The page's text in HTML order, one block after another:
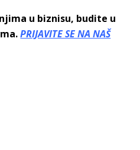
u biznisu, budite u
PRIJAVITE SE NA NAŠ